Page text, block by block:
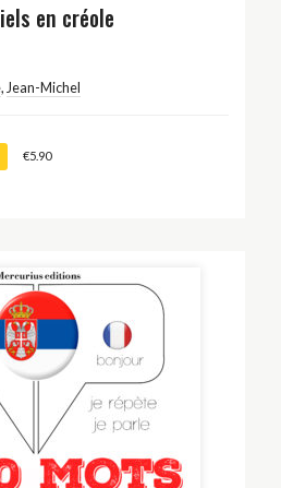
en créole
, Jean-Michel
€5.90